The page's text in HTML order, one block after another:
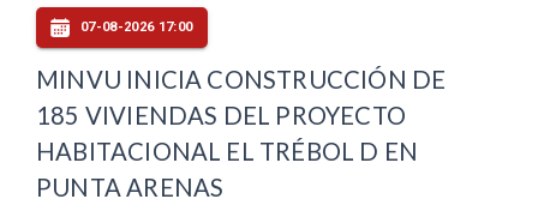
07-08-2026 17:00
MINVU INICIA CONSTRUCCIÓN DE
185 VIVIENDAS DEL PROYECTO
HABITACIONAL EL TRÉBOL D EN
PUNTA ARENAS